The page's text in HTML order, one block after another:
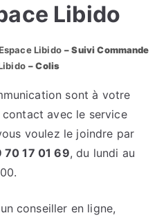
Libido
Libido – Suivi Commande
– Colis
sont à votre
avec le service
voulez le joindre par
70 17 01 69, du lundi au
conseiller en ligne,